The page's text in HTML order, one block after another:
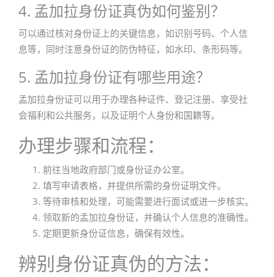
4. 孟加拉身份证真伪如何鉴别？
可以通过核对身份证上的关键信息，如识别号码、个人信
息等，同时注意身份证的防伪特征，如水印、条形码等。
5. 孟加拉身份证有哪些用途？
孟加拉身份证可以用于办理各种证件、登记注册、享受社
会福利和公共服务，以及证明个人身份和国籍等。
办理步骤和流程：
前往当地政府部门或身份证办公室。
填写申请表格，并提供所需的身份证明文件。
等待审核和处理，可能需要进行面试或进一步核实。
领取新的孟加拉身份证，并确认个人信息的准确性。
定期更新身份证信息，确保有效性。
辨别身份证真伪的方法：